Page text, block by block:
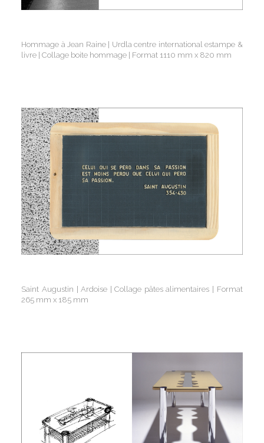
Hommage à Jean Raine | Urdla centre international estampe &
livre | Collage boite hommage | Format 1110 mm x 820 mm
Saint Augustin | Ardoise | Collage pâtes alimentaires | Format
265 mm x 185 mm